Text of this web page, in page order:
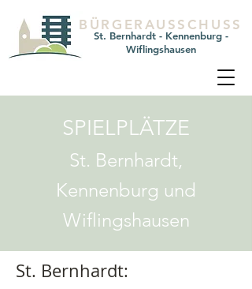
BÜRGERAUSSCHUSS
St. Bernhardt - Kennenburg -
Wiflingshausen
SPIELPLÄTZE
St. Bernhardt,
Kennenburg und
Wiflingshausen
St. Bernhardt: